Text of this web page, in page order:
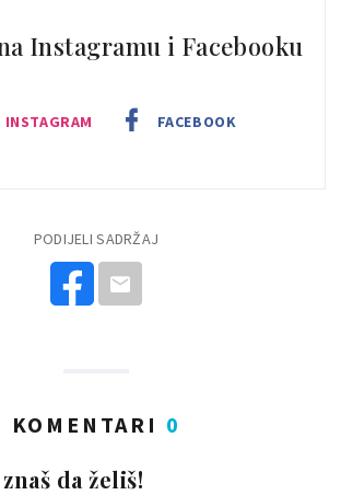
Instagramu i Facebooku
INSTAGRAM FACEBOOK
PODIJELI SADRŽAJ
KOMENTARI 0
da želiš!